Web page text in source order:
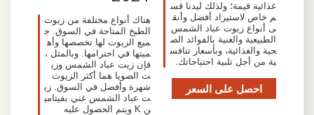
غذائية قيمة؛ ولذلك ليدنا قس
م خاص لاستيراد أفضل وأنق
ى أنواع زيوت عباد الشمس
الطبيعية والغنية بالفوائد الص
حية والغذائية، وبأسعار تنافس
ية من أجل تلبية احتياجاتك.
احصل على السعر
هناك أنواع مختلفة من زيوت
الطبخ المتاحة في السوق. ج
ميع الزيوت لها تخصصها وأه
ميتها في احترامها. وبالمثل ،
فإن زيت عباد الشمس وزي
ت الصويا هما أكثر الزيوت
شهرة وأفضل في السوق. زي
ت عباد الشمس غني بفيتامي
ن K ويتم الحصول عليه